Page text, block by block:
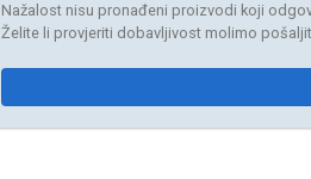
Nažalost nisu pronađeni proizvodi koji
Želite li provjeriti dobavljivost molimo